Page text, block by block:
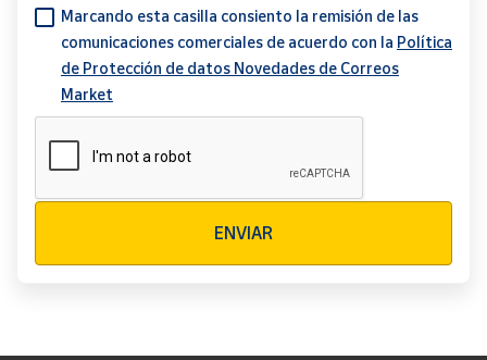
Marcando esta casilla consiento la remisión de las
comunicaciones comerciales de acuerdo con la Política
de Protección de datos Novedades de Correos
Market
ENVIAR